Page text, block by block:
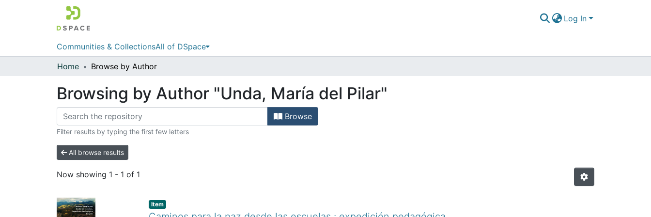
Log In
Communities & CollectionsAll of DSpace
Home Browse by Author
Browsing by Author "Unda, María del Pilar"
Browse
Filter results by typing the first few letters
All browse results
Now showing 1 - 1 of 1
Item